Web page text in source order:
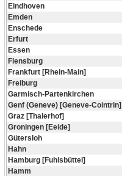
Eindhoven
Emden
Enschede
Erfurt
Essen
Flensburg
Frankfurt [Rhein-Main]
Freiburg
Garmisch-Partenkirchen
Genf (Geneve) [Geneve-Cointrin]
Graz [Thalerhof]
Groningen [Eeide]
Gütersloh
Hahn
Hamburg [Fuhlsbüttel]
Hamm